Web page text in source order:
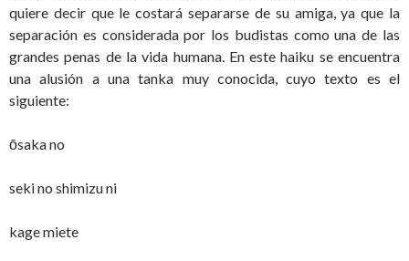
quiere decir que le costará separarse de su amiga, ya que la
separación es considerada por los budistas como una de las
grandes penas de la vida humana. En este haiku se encuentra
una alusión a una tanka muy conocida, cuyo texto es el
siguiente:
ōsaka no
seki no shimizu ni
kage miete